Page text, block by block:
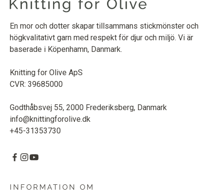
En mor och dotter skapar tillsammans stickmönster och
högkvalitativt garn med respekt för djur och miljö. Vi är
baserade i Köpenhamn, Danmark.
Knitting for Olive ApS
CVR: 39685000
Godthåbsvej 55, 2000 Frederiksberg, Danmark
info@knittingforolive.dk
+45-31353730
INFORMATION OM